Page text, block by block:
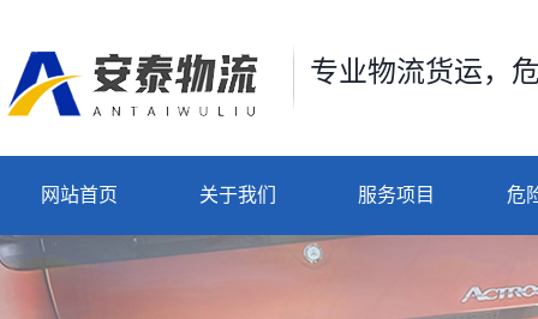
专业物流货运，
网站首页 关于我们 服务项目 危